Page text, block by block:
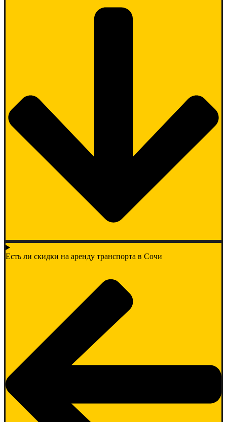
Есть ли скидки на аренду транспорта в Сочи